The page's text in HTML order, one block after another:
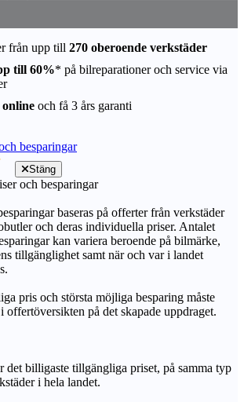
från upp till 270 oberoende verkstäder
till 60%* på bilreparationer och service via
och få 3 års garanti
besparingar
Stäng
och besparingar
baseras på offerter från verkstäder
och deras individuella priser. Antalet
kan variera beroende på bilmärke,
tillgänglighet samt när och var i landet
pris och största möjliga besparing måste
på det skapade uppdraget.
billigaste tillgängliga priset, på samma typ
i hela landet.